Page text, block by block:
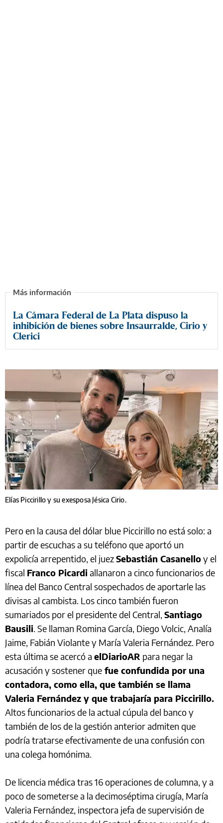
La Cámara Federal de La Plata dispuso la
inhibición de bienes sobre Insaurralde, Cirio y
Clerici
Elías Piccirillo y su exesposa Jésica Cirio.
Pero en la causa del dólar blue Piccirillo no está solo: a
partir de escuchas a su teléfono que aportó un
expolicía arrepentido, el juezSebastián Casanelloy el
fiscal Franco Picardiallanaron a cinco funcionarios de
línea del Banco Central sospechados de aportarle las
divisas al cambista. Los cinco también fueron
sumariados por el presidente del Central, Santiago
Bausili. Se llaman Romina García, Diego Volcic, Analía
Jaime, Fabián Violante y María Valeria Fernández. Pero
esta última se acercó a elDiarioAR para negar la
acusación y sostener que fue confundida por una
contadora, como ella, que también se llama
Valeria Fernández y que trabajaría para Piccirillo.
Altos funcionarios de la actual cúpula del banco y
también de los de la gestión anterior admiten que
podría tratarse efectivamente de una confusión con
una colega homónima.
De licencia médica tras 16 operaciones de columna, y a
poco de someterse a la decimoséptima cirugía, María
Valeria Fernández, inspectora jefa de supervisión de